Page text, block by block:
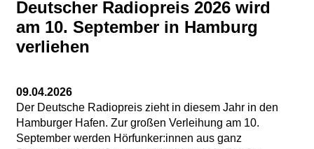
Deutscher Radiopreis 2026 wird
am 10. September in Hamburg
verliehen
09.04.2026
Der Deutsche Radiopreis zieht in diesem Jahr in den
Hamburger Hafen. Zur großen Verleihung am 10.
September werden Hörfunker:innen aus ganz